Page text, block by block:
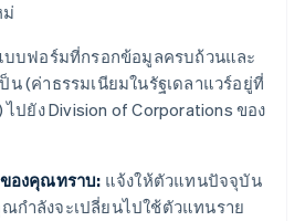
ม่
บบฟอร์มที่กรอกข้อมูลครบถ้วนและ
น (ค่าธรรมเนียมในรัฐเดลาแวร์อยู่ที่
ไปยัง Division of Corporations ของ
องคุณทราบ: แจ้งให้ตัวแทนปัจจุบัน
กำลังจะเปลี่ยนไปใช้ตัวแทนราย